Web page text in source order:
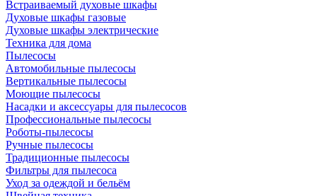
Встраиваемый духовые шкафы
Духовые шкафы газовые
Духовые шкафы электрические
Техника для дома
Пылесосы
Автомобильные пылесосы
Вертикальные пылесосы
Моющие пылесосы
Насадки и аксессуары для пылесосов
Профессиональные пылесосы
Роботы-пылесосы
Ручные пылесосы
Традиционные пылесосы
Фильтры для пылесоса
Уход за одеждой и бельём